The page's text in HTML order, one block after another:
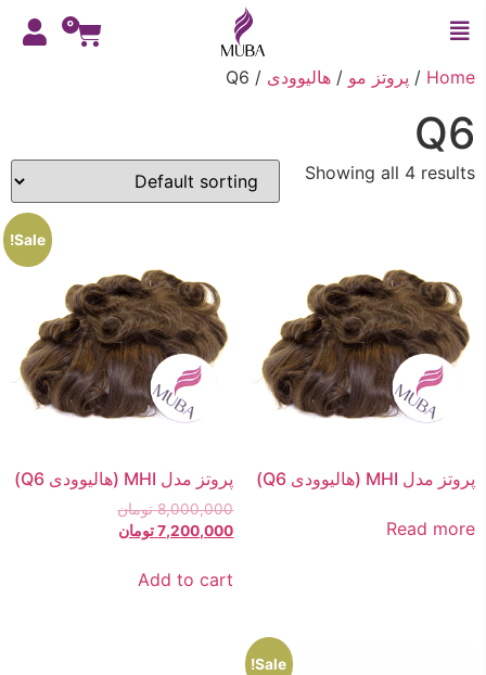
0
Home
/ پروتز مو / هالیوودی / Q6
Q6
Showing all 4 results
پروتز مدل MHI (هالیوودی Q6)
Read more
Sale!
پروتز مدل MHI (هالیوودی Q6)
8,000,000 تومان
7,200,000 تومان
Add to cart
Sale!